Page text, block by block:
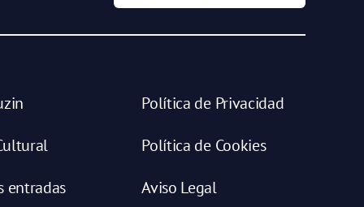
entradas
Política de Privacidad
Política de Cookies
Aviso Legal